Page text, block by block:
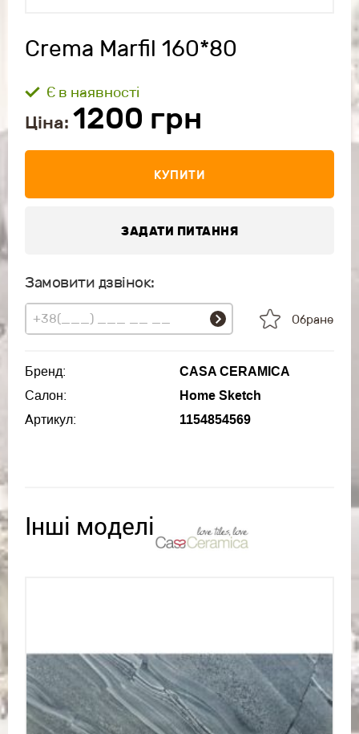
Crema Marfil 160*80
Є в наявності
Ціна: 1200 грн
КУПИТИ
ЗАДАТИ ПИТАННЯ
Замовити дзвінок:
Обране
Бренд:
CASA CERAMICA
Салон:
Home Sketch
Артикул:
1154854569
Інші моделі